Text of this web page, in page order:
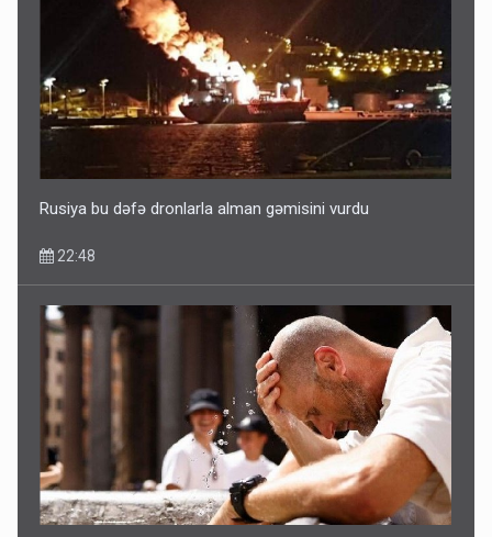
ŞOK! David Seliverstov ölkədən qaçdı
Bu ölkələrə şəxsiyyət vəsiqəsi ilə gedə biləcəksiniz -
SİYAHI
10:53
Rusiya bu dəfə dronlarla alman gəmisini vurdu
22:48